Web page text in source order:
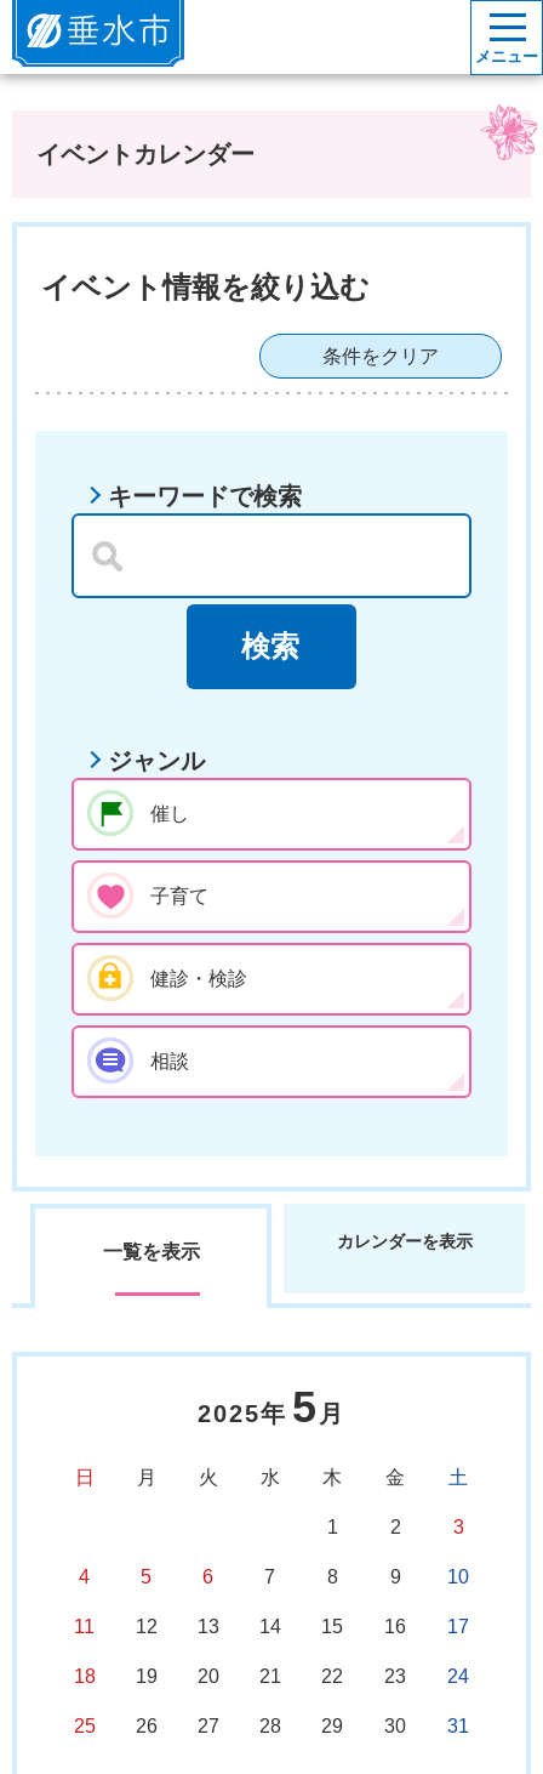
垂水市
メニュー
イベントカレンダー
イベント情報を絞り込む
条件をクリア
キーワードで検索
ジャンル
催し
子育て
健診・検診
相談
一覧を表示 カレンダーを表示
2025年 5 月
日 月 火 水 木 金 土
1 2 3
4 5 6 7 8 9 10
11 12 13 14 15 16 17
18 19 20 21 22 23 24
25 26 27 28 29 30 31